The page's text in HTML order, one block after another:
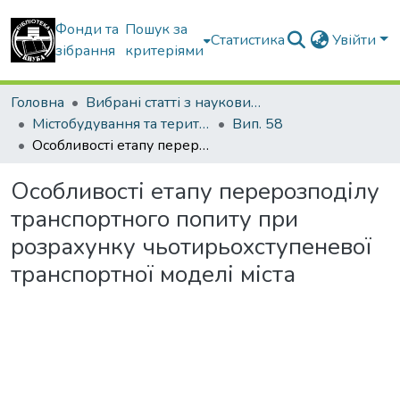
Фонди та
зібрання
Пошук за
критеріями
Статистика Увійти
Головна
Вибрані статті з наукових збірників КНУБА
Містобудування та територіальне планування
Вип. 58
Особливості етапу перерозподілу транспортного попиту при розрахунку чьотирьохступеневої транспортної моделі міста
Особливості етапу перерозподілу
транспортного попиту при
розрахунку чьотирьохступеневої
транспортної моделі міста